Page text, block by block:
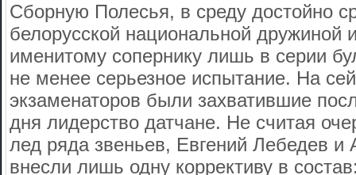
Сборную Полесья, в среду достойно
белорусской национальной дружиной
именитому сопернику лишь в серии
не менее серьезное испытание. На
экзаменаторов были захватившие
дня лидерство датчане. Не считая
лед ряда звеньев, Евгений Лебедев и
внесли лишь одну коррективу в